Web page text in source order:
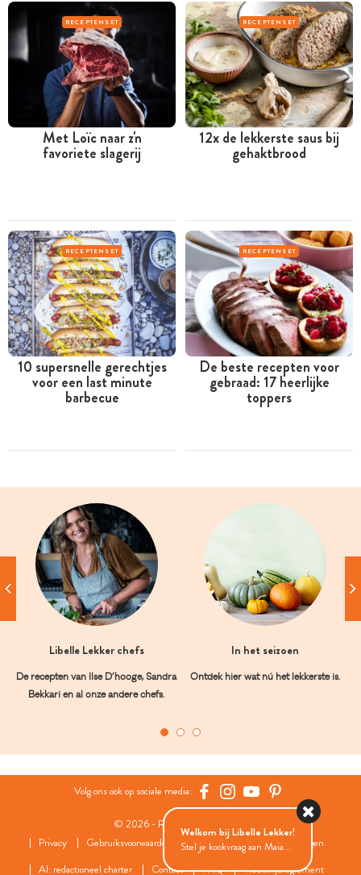
RECEPTENSET
Met Loïc naar z'n
favoriete slagerij
RECEPTENSET
12x de lekkerste saus bij
gehaktbrood
RECEPTENSET
10 supersnelle gerechtjes
voor een last minute
barbecue
RECEPTENSET
De beste recepten voor
gebraad: 17 heerlijke
toppers
Libelle Lekker chefs
De recepten van Ilse D’hooge, Sandra
Bekkari en al onze andere chefs.
In het seizoen
Ontdek hier wat nú het lekkerste is.
Volg ons ook op sociale media:
© 2026 - Roularta Media Group
Privacy
Gebruiksvoorwaarden Cookies
Cookies instellingen
AI: redactioneel charter
Contact FAQ Wedstrijdreglement
Welkom bij Libelle Lekker!
Stel je kookvraag aan Maia...